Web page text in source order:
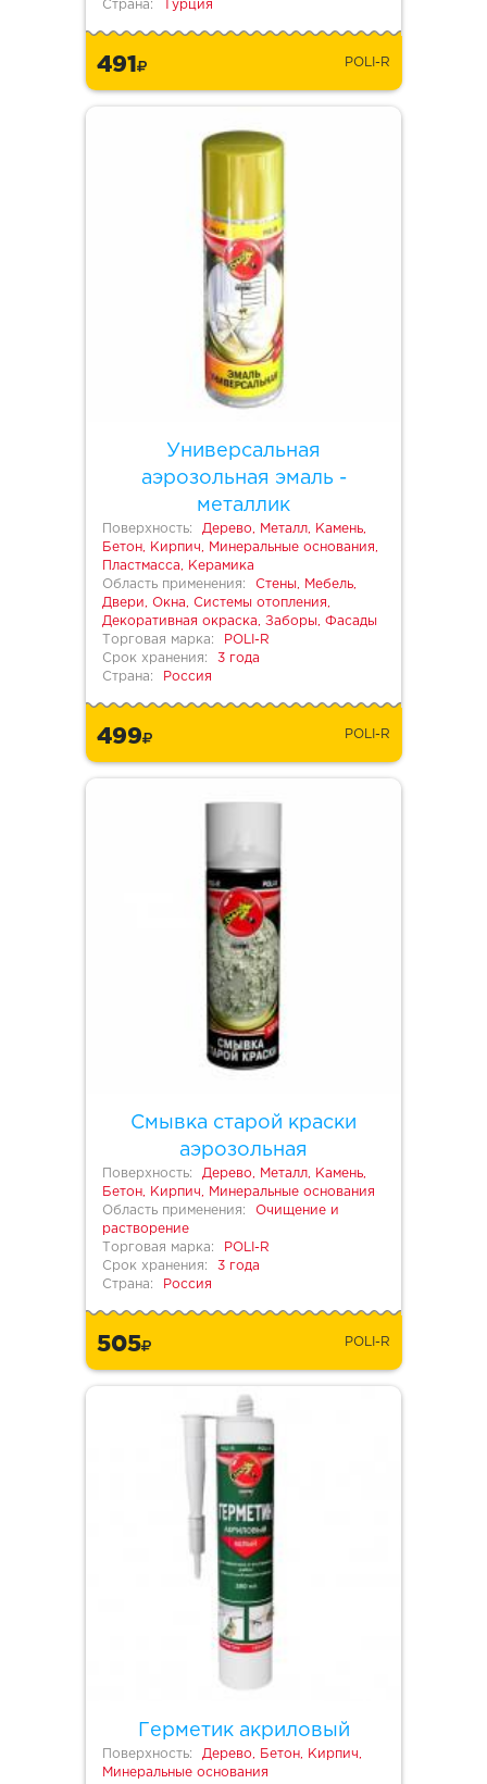
Страна: Турция
491 POLI-R
Универсальная
аэрозольная эмаль -
металлик
Поверхность:
Дерево, Металл, Камень,
Бетон, Кирпич, Минеральные основания,
Пластмасса, Керамика
Область применения:
Стены, Мебель,
Двери, Окна, Системы отопления,
Декоративная окраска, Заборы, Фасады
Торговая марка:
POLI-R
Срок хранения:
3 года
Страна:
Россия
499 POLI-R
Смывка старой краски
аэрозольная
Поверхность:
Дерево, Металл, Камень,
Бетон, Кирпич, Минеральные основания
Область применения:
Очищение и
растворение
Торговая марка:
POLI-R
Срок хранения:
3 года
Страна:
Россия
505 POLI-R
Герметик акриловый
Поверхность:
Дерево, Бетон, Кирпич,
Минеральные основания